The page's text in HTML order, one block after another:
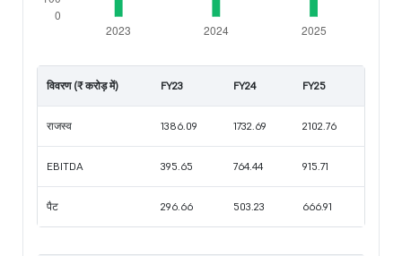
विवरण (₹ करोड़ में) FY23 FY24 FY25
राजस्व 1386.09 1732.69 2102.76
EBITDA 395.65 764.44 915.71
पैट 296.66 503.23 666.91